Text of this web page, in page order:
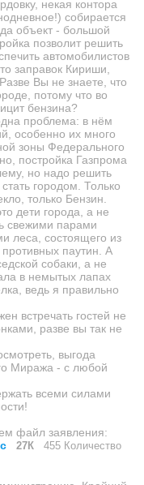
некая контора
собирается
объект - большой
позволит решить
автомобилистов
заправок Кириши,
Вы не знаете, что
потому что во
бензина?
проблема: в нём
особенно их много
зоны Федерального
постройка Газпрома
но надо решить
городом. Только
только Бензин.
дети города, а не
свежими парами
леса, состоящего из
паутин. А
собаки, а не
в немытых лапах
ведь я правильно
встречать гостей не
разве вы так не
выгода
Миража - с любой
всеми силами
файл заявления:
27К
455 Количество